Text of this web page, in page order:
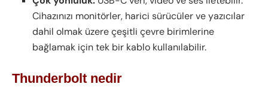
Cihazınızı monitörler, harici sürücüler ve yazıcılar
dahil olmak üzere çeşitli çevre birimlerine
bağlamak için tek bir kablo kullanılabilir.
Thunderbolt nedir